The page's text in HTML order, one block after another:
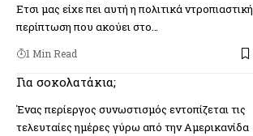
Ετσι μας είχε πει αυτή η πολιτικά ντροπιαστική
περίπτωση που ακούει στο…
1 Min Read
Για σοκολατάκια;
Ένας περίεργος συνωστισμός εντοπίζεται τις
τελευταίες ημέρες γύρω από την Αμερικανίδα